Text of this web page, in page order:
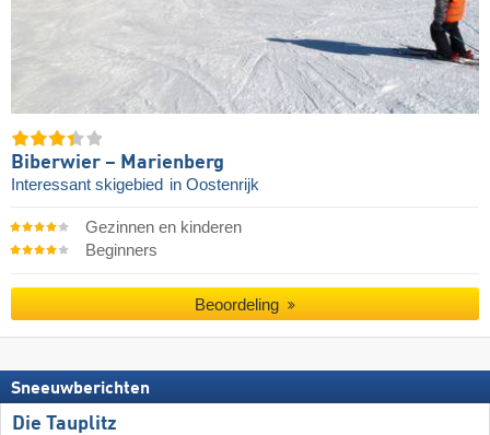
Biberwier – Marienberg
Interessant skigebied in Oostenrijk
Gezinnen en kinderen
Beginners
Beoordeling
Sneeuwberichten
Die Tauplitz